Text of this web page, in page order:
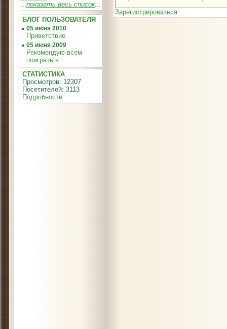
...показать весь список...
БЛОГ ПОЛЬЗОВАТЕЛЯ
▪ 05 июня 2010
Приветствие
▪ 05 июня 2009
Рекомендую всем
поиграть в
СТАТИСТИКА
Просмотров: 12307
Посетителей: 3113
Подробности
Зарегистрироваться